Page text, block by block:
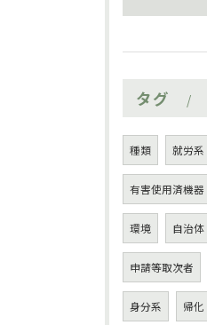
タグ
種類 就労系
有害使用済機器
環境 自治体
申請等取次者
身分系 帰化